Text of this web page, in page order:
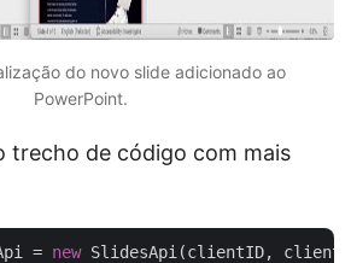
do novo slide adicionado ao
PowerPoint.
trecho de código com mais
= new